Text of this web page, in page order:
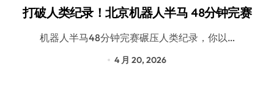
打破人类纪录！北京机器人半马 48分钟完赛
机器人半马48分钟完赛碾压人类纪录，你以…
4 月 20, 2026